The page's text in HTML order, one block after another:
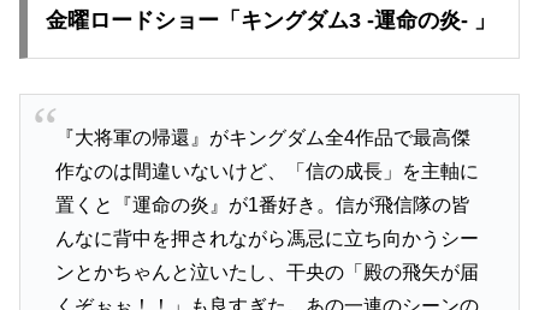
金曜ロードショー「キングダム3 -運命の炎- 」
『大将軍の帰還』がキングダム全4作品で最高傑
作なのは間違いないけど、「信の成長」を主軸に
置くと『運命の炎』が1番好き。信が飛信隊の皆
んなに背中を押されながら馮忌に立ち向かうシー
ンとかちゃんと泣いたし、干央の「殿の飛矢が届